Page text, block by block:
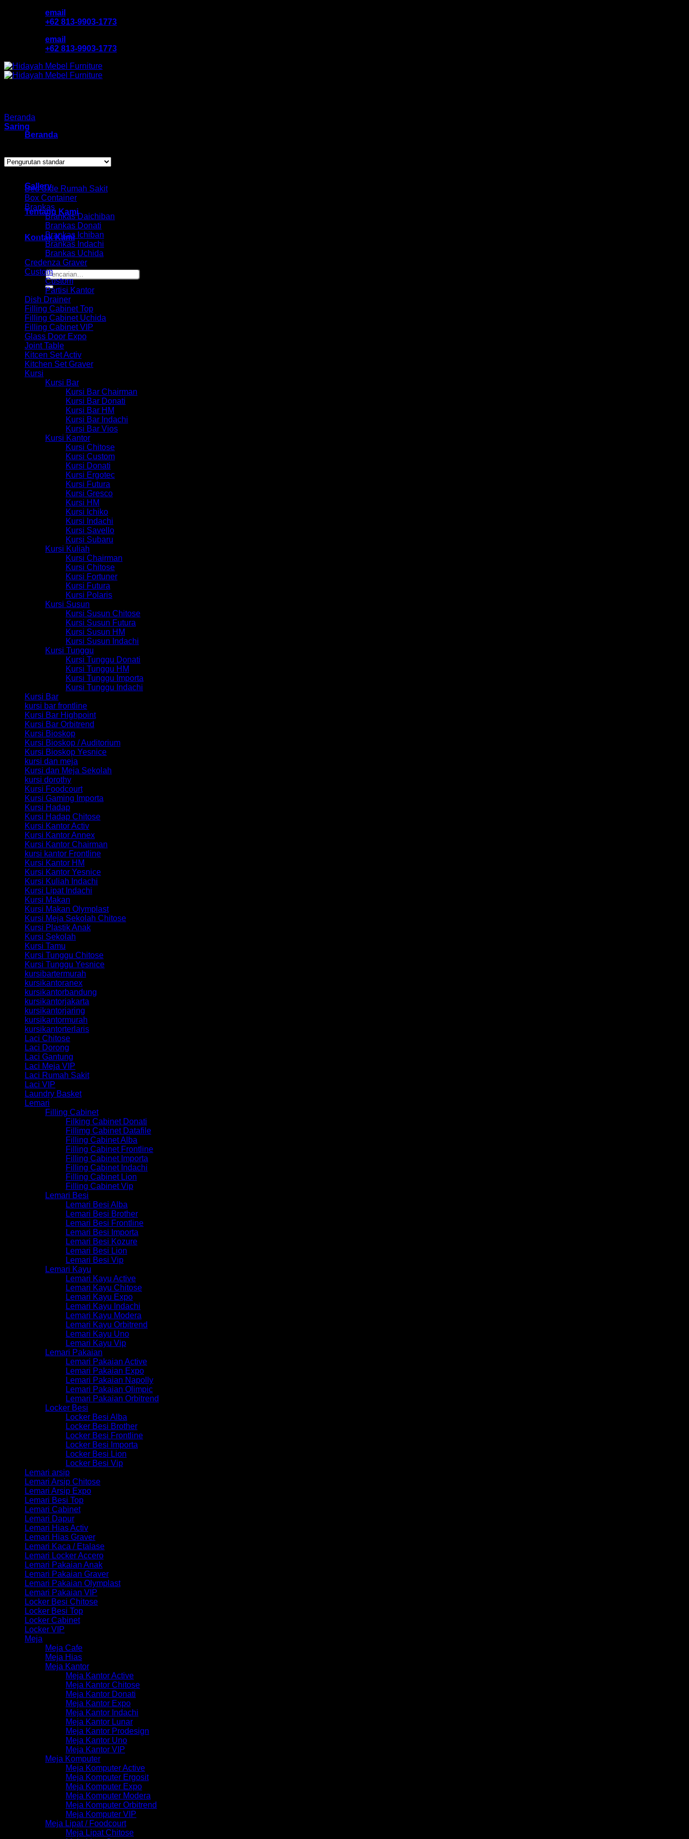
email
+62 813-9903-1773
email
+62 813-9903-1773
Beranda
Katalog Produk
Gallery
Tentang Kami
Kontak Kami
Pencarian
untuk:
Beranda
Saring
Bed Side Rumah Sakit
Box Container
Brankas
Brankas Daichiban
Brankas Donati
Brankas Ichiban
Brankas Indachi
Brankas Uchida
Credenza Graver
Custom
Custom
Partisi Kantor
Dish Drainer
Filling Cabinet Top
Filling Cabinet Uchida
Filling Cabinet VIP
Glass Door Expo
Joint Table
Kitcen Set Activ
Kitchen Set Graver
Kursi
Kursi Bar
Kursi Bar Chairman
Kursi Bar Donati
Kursi Bar HM
Kursi Bar Indachi
Kursi Bar Vios
Kursi Kantor
Kursi Chitose
Kursi Custom
Kursi Donati
Kursi Ergotec
Kursi Futura
Kursi Gresco
Kursi HM
Kursi Ichiko
Kursi Indachi
Kursi Savello
Kursi Subaru
Kursi Kuliah
Kursi Chairman
Kursi Chitose
Kursi Fortuner
Kursi Futura
Kursi Polaris
Kursi Susun
Kursi Susun Chitose
Kursi Susun Futura
Kursi Susun HM
Kursi Susun Indachi
Kursi Tunggu
Kursi Tunggu Donati
Kursi Tunggu HM
Kursi Tunggu Importa
Kursi Tunggu Indachi
Kursi Bar
kursi bar frontline
Kursi Bar Highpoint
Kursi Bar Orbitrend
Kursi Bioskop
Kursi Bioskop / Auditorium
Kursi Bioskop Yesnice
kursi dan meja
Kursi dan Meja Sekolah
kursi dorothy
Kursi Foodcourt
Kursi Gaming Importa
Kursi Hadap
Kursi Hadap Chitose
Kursi Kantor Activ
Kursi Kantor Annex
Kursi Kantor Chairman
kursi kantor Frontline
Kursi Kantor HM
Kursi Kantor Yesnice
Kursi Kuliah Indachi
Kursi Lipat Indachi
Kursi Makan
Kursi Makan Olymplast
Kursi Meja Sekolah Chitose
Kursi Plastik Anak
Kursi Sekolah
Kursi Tamu
Kursi Tunggu Chitose
Kursi Tunggu Yesnice
kursibartermurah
kursikantoranex
kursikantorbandung
kursikantorjakarta
kursikantorjaring
kursikantormurah
kursikantorterlaris
Laci Chitose
Laci Dorong
Laci Gantung
Laci Meja VIP
Laci Rumah Sakit
Laci VIP
Laundry Basket
Lemari
Filling Cabinet
Filking Cabinet Donati
Fillimg Cabinet Datafile
Filling Cabinet Alba
Filling Cabinet Frontline
Filling Cabinet Importa
Filling Cabinet Indachi
Filling Cabinet Lion
Filling Cabinet Vip
Lemari Besi
Lemari Besi Alba
Lemari Besi Brother
Lemari Besi Frontline
Lemari Besi Importa
Lemari Besi Kozure
Lemari Besi Lion
Lemari Besi Vip
Lemari Kayu
Lemari Kayu Active
Lemari Kayu Chitose
Lemari Kayu Expo
Lemari Kayu Indachi
Lemari Kayu Modera
Lemari Kayu Orbitrend
Lemari Kayu Uno
Lemari Kayu Vip
Lemari Pakaian
Lemari Pakaian Active
Lemari Pakaian Expo
Lemari Pakaian Napolly
Lemari Pakaian Olimpic
Lemari Pakaian Orbitrend
Locker Besi
Locker Besi Alba
Locker Besi Brother
Locker Besi Frontline
Locker Besi Importa
Locker Besi Lion
Locker Besi Vip
Lemari arsip
Lemari Arsip Chitose
Lemari Arsip Expo
Lemari Besi Top
Lemari Cabinet
Lemari Dapur
Lemari Hias Activ
Lemari Hias Graver
Lemari Kaca / Etalase
Lemari Locker Accero
Lemari Pakaian Anak
Lemari Pakaian Graver
Lemari Pakaian Olymplast
Lemari Pakaian VIP
Locker Besi Chitose
Locker Besi Top
Locker Cabinet
Locker VIP
Meja
Meja Cafe
Meja Hias
Meja Kantor
Meja Kantor Active
Meja Kantor Chitose
Meja Kantor Donati
Meja Kantor Expo
Meja Kantor Indachi
Meja Kantor Lunar
Meja Kantor Prodesign
Meja Kantor Uno
Meja Kantor VIP
Meja Komputer
Meja Komputer Active
Meja Komputer Ergosit
Meja Komputer Expo
Meja Komputer Modera
Meja Komputer Orbitrend
Meja Komputer VIP
Meja Lipat / Foodcourt
Meja Lipat Chitose